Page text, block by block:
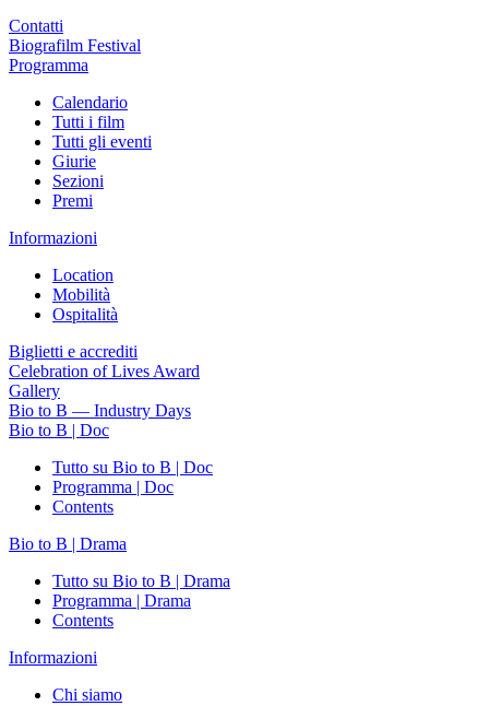
Contatti
Biografilm Festival
Programma
Calendario
Tutti i film
Tutti gli eventi
Giurie
Sezioni
Premi
Informazioni
Location
Mobilità
Ospitalità
Biglietti e accrediti
Celebration of Lives Award
Gallery
Bio to B — Industry Days
Bio to B | Doc
Tutto su Bio to B | Doc
Programma | Doc
Contents
Bio to B | Drama
Tutto su Bio to B | Drama
Programma | Drama
Contents
Informazioni
Chi siamo